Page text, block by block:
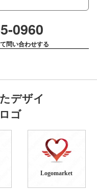
0960
問い合わせする
デザイ
ゴ
Logomarket